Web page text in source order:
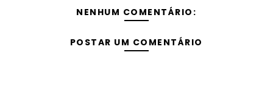
NENHUM COMENTÁRIO:
POSTAR UM COMENTÁRIO